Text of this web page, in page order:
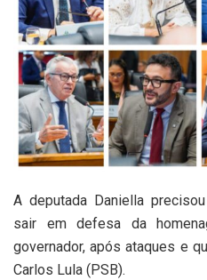
A deputada Daniella
sair em defesa da
governador, após ataques e
Carlos Lula (PSB).